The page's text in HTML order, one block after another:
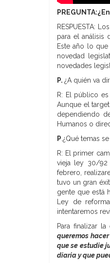
RESPUESTA:
para el análisis
Este año lo
novedad
novedades
P. ¿A quién va
R: El público
Aunque el
dependiendo
Humanos o
P.¿Qué temas
R: El primer
vieja ley 30/92
febrero,
tuvo un gran
gente que está
Ley de
intentaremos
Para finalizar
queremos
que se estudie
diaria y que